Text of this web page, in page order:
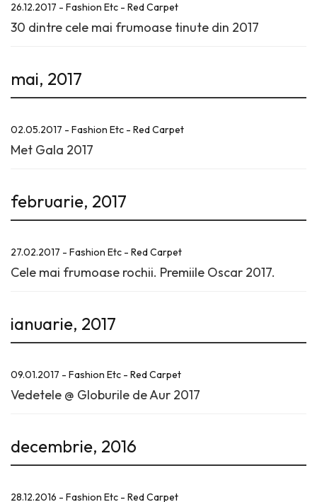
26.12.2017 - Fashion Etc - Red Carpet
30 dintre cele mai frumoase tinute din 2017
mai, 2017
02.05.2017 - Fashion Etc - Red Carpet
Met Gala 2017
februarie, 2017
27.02.2017 - Fashion Etc - Red Carpet
Cele mai frumoase rochii. Premiile Oscar 2017.
ianuarie, 2017
09.01.2017 - Fashion Etc - Red Carpet
Vedetele @ Globurile de Aur 2017
decembrie, 2016
28.12.2016 - Fashion Etc - Red Carpet